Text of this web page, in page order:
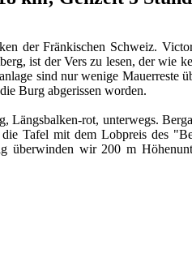
der Fränkischen Schweiz.
ist der Vers zu lesen, der wie
sind nur wenige
Burg abgerissen worden.
rot, unterwegs.
Tafel mit dem Lobpreis des
überwinden wir 200 m